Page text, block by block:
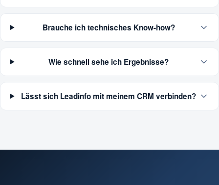
Brauche ich technisches Know-how?
Wie schnell sehe ich Ergebnisse?
Lässt sich Leadinfo mit meinem CRM verbinden?